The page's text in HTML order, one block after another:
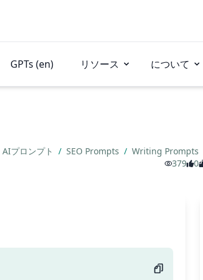
GPTs (en) リソース について
AIプロンプト / SEO Prompts / Writing Prompts
379
0